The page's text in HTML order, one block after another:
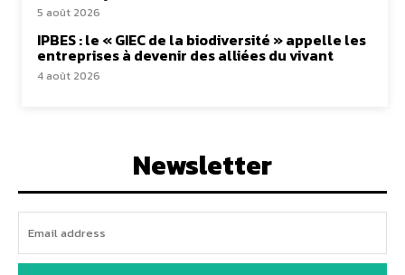
5 août 2026
IPBES : le « GIEC de la biodiversité » appelle les
entreprises à devenir des alliées du vivant
4 août 2026
Newsletter